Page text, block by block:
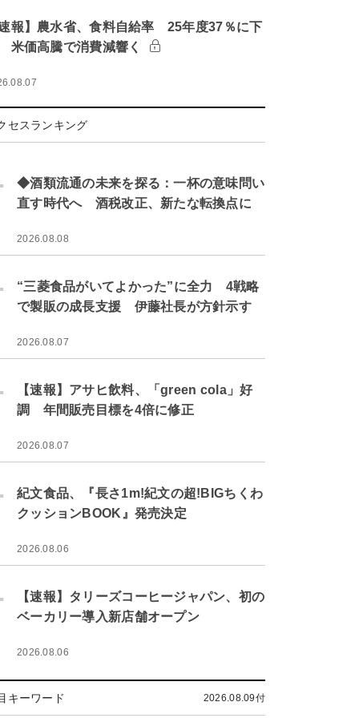
速報】農水省、食料自給率 25年度37％に下
価高騰で消費減響く
セスランキング
◆酒類流通の未来を探る：一杯の意味問い
直す時代へ 酒税改正、新たな転換点に
2026.08.08
“三菱食品がいてよかった”に全力 4戦略
で製販の成長支援 伊藤社長が方針示す
2026.08.07
【速報】アサヒ飲料、「green cola」好
調 年間販売目標を4倍に修正
2026.08.07
紀文食品、『長さ1m!紀文の超!BIGちくわ
クッションBOOK』発売決定
2026.08.06
【速報】タリーズコーヒージャパン、初の
ベーカリー導入新店舗オープン
2026.08.06
キーワード 2026.08.09付